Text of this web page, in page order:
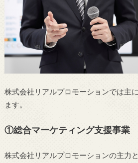
株式会社リアルプロモーションでは主
ます。
①総合マーケティング支援事業
株式会社リアルプロモーションの主力